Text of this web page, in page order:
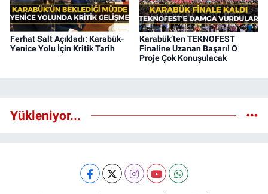
Ferhat Salt Açıkladı: Karabük-
Yenice Yolu İçin Kritik Tarih
Karabük’ten TEKNOFEST
Finaline Uzanan Başarı! O
Proje Çok Konuşulacak
Yükleniyor...